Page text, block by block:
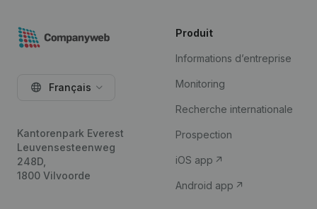
Français
Kantorenpark Everest
Leuvensesteenweg
248D,
1800 Vilvoorde
Produit
Informations d’entreprise
Monitoring
Recherche internationale
Prospection
iOS app
Android app